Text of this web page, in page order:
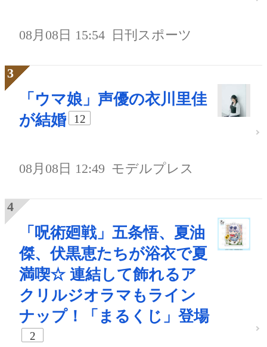
08月08日 15:54 日刊スポーツ
「ウマ娘」声優の衣川里佳
が結婚
12
08月08日 12:49 モデルプレス
「呪術廻戦」五条悟、夏油
傑、伏黒恵たちが浴衣で夏
満喫☆ 連結して飾れるア
クリルジオラマもライン
ナップ！「まるくじ」登場
2